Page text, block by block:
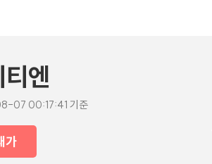
엔
07 00:17:41 기준
가